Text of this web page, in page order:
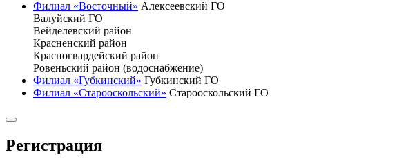
Филиал «Восточный» Алексеевский ГО
Валуйский ГО
Вейделевский район
Красненский район
Красногвардейский район
Ровеньский район (водоснабжение)
Филиал «Губкинский» Губкинский ГО
Филиал «Старооскольский» Старооскольский ГО
Регистрация